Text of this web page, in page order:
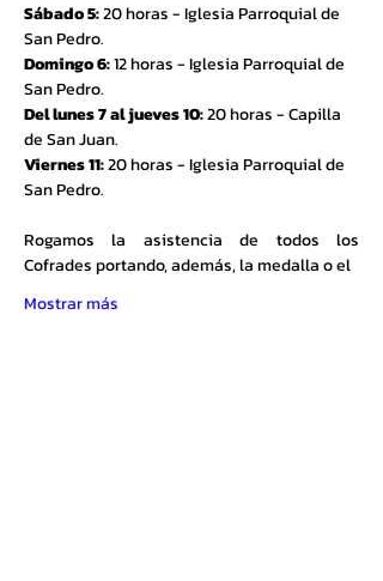
Sábado 5: 20 horas - Iglesia Parroquial de
San Pedro.
Domingo 6: 12 horas - Iglesia Parroquial de
San Pedro.
Del lunes 7 al jueves 10: 20 horas - Capilla
de San Juan.
Viernes 11: 20 horas - Iglesia Parroquial de
San Pedro.
Rogamos la asistencia de todos los
Cofrades portando, además, la medalla o el
Mostrar más